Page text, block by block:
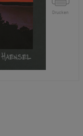
Drucken